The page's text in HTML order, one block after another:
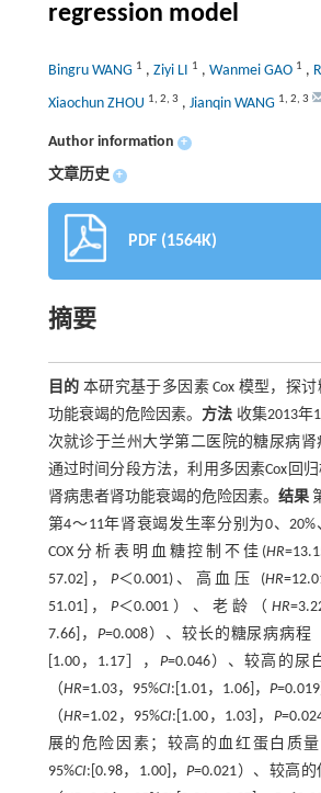
regression model
Bingru WANG 1 , Ziyi LI 1 , Wanmei GAO 1 ,
Xiaochun ZHOU 1, 2, 3 , Jianqin WANG 1, 2, 3
Author information +
文章历史 +
PDF (1564K)
摘要
目的 本研究基于多因素 Cox 模型，探
功能衰竭的危险因素。方法 收集2013年
次就诊于兰州大学第二医院的糖尿病肾
通过时间分段方法，利用多因素Cox回
肾病患者肾功能衰竭的危险因素。结果
第4～11年肾衰竭发生率分别为0、20%
COX分析表明血糖控制不佳(HR
57.02]， P＜0.001)、高血压 (HR
51.01]，P＜0.001）、老龄（ HR
7.66]， P=0.008）、较长的糖尿病病程
[1.00，1.17］， P=0.046）、较高的尿
（HR=1.03，95%CI:[1.01，1.06]， P
（HR=1.02，95%CI:[1.00，1.03]， P
展的危险因素；较高的血红蛋白质
95%CI:[0.98，1.00]，P=0.021）、较高